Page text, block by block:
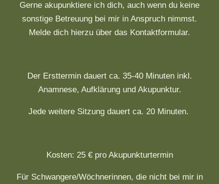
Gerne akupunktiere ich dich, auch wenn du keine
sonstige Betreuung bei mir in Anspruch nimmst.
Melde dich hierzu über das Kontaktformular.
Der Ersttermin dauert ca. 35-40 Minuten inkl.
Anamnese, Aufklärung und Akupunktur.
Jede weitere Sitzung dauert ca. 20 Minuten.
Kosten: 25 € pro Akupunkturtermin
Für Schwangere/Wöchnerinnen, die nicht bei mir in